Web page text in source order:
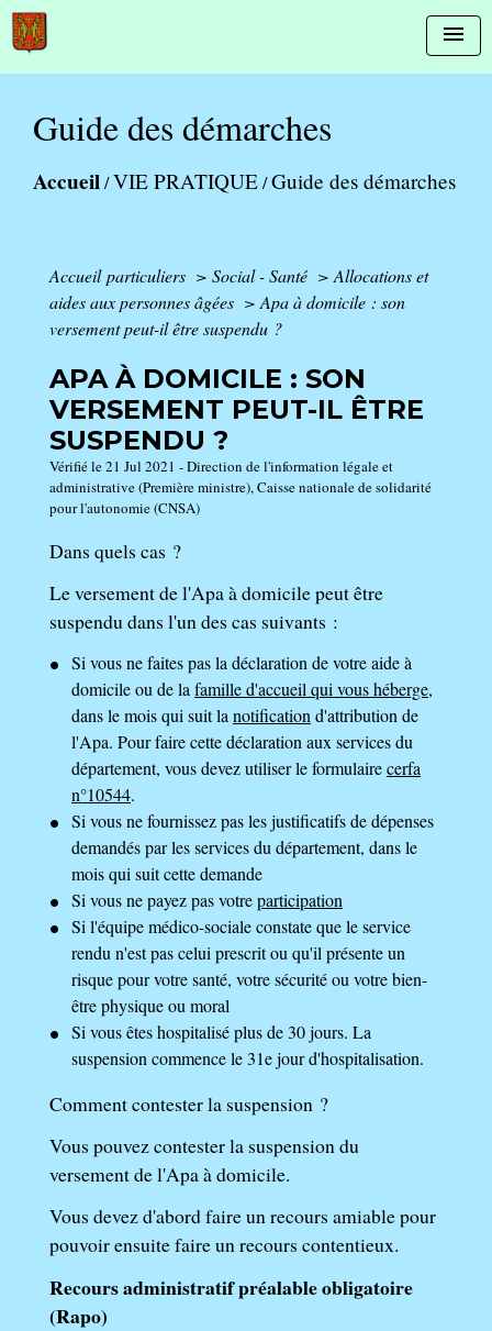
menu
Guide des démarches
Accueil/VIE PRATIQUE/Guide des démarches
Accueil particuliers > Social - Santé > Allocations et
aides aux personnes âgées > Apa à domicile : son
versement peut-il être suspendu ?
APA À DOMICILE : SON
VERSEMENT PEUT-IL ÊTRE
SUSPENDU ?
Vérifié le 21 Jul 2021 - Direction de l'information légale et
administrative (Première ministre), Caisse nationale de solidarité
pour l'autonomie (CNSA)
Dans quels cas ?
Le versement de l'Apa à domicile peut être
suspendu dans l'un des cas suivants :
Si vous ne faites pas la déclaration de votre aide à
domicile ou de la famille d'accueil qui vous héberge,
dans le mois qui suit la notification d'attribution de
l'Apa. Pour faire cette déclaration aux services du
département, vous devez utiliser le formulairecerfa
n°10544.
Si vous ne fournissez pas les justificatifs de dépenses
demandés par les services du département, dans le
mois qui suit cette demande
Si vous ne payez pas votreparticipation
Si l'équipe médico-sociale constate que le service
rendu n'est pas celui prescrit ou qu'il présente un
risque pour votre santé, votre sécurité ou votre bien-
être physique ou moral
Si vous êtes hospitalisé plus de 30 jours. La
suspension commence le 31ejour d'hospitalisation.
Comment contester la suspension ?
Vous pouvez contester la suspension du
versement de l'Apa à domicile.
Vous devez d'abord faire un recours amiable pour
pouvoir ensuite faire un recours contentieux.
Recours administratif préalable obligatoire
(Rapo)